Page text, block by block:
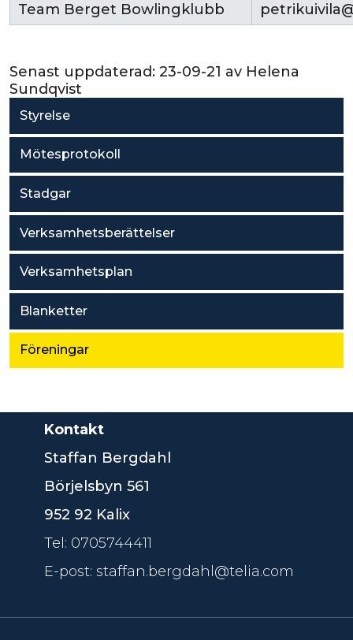
Styrelse
Mötesprotokoll
Stadgar
Verksamhetsberättelser
Verksamhetsplan
Blanketter
Föreningar
Team Berget Bowlingklubb
Senast uppdaterad: 23-09-21 av Helena
Sundqvist
Kontakt
Staffan Bergdahl
Börjelsbyn 561
952 92 Kalix
Tel: 0705744411
E-post: staffan.bergdahl@telia.com